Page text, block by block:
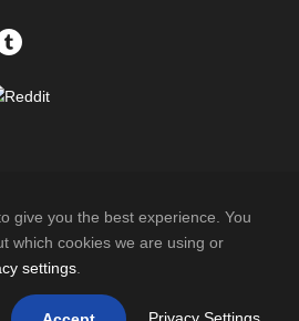
de 18 años.
are considering this tour
RESERVED
give you the best experience. You
which cookies we are using or
settings